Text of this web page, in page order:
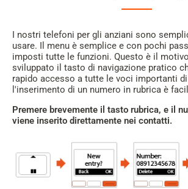
I nostri telefoni per gli anziani sono
usare. Il menu è semplice e con pochi
imposti tutte le funzioni. Questo è il
sviluppato il tasto di navigazione pratico
rapido accesso a tutte le voci importanti
l'inserimento di un numero in rubrica è
Premere brevemente il tasto rubrica, e il
viene inserito direttamente nei contatti.